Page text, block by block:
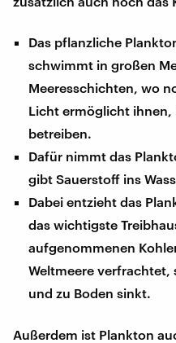
Das pflanzliche
schwimmt in großen
Meeresschichten, wo
Licht ermöglicht ihnen,
betreiben.
Dafür nimmt das
gibt Sauerstoff ins
Dabei entzieht das
das wichtigste
aufgenommenen
Weltmeere verfrachtet,
und zu Boden sinkt.
Außerdem ist Plankton